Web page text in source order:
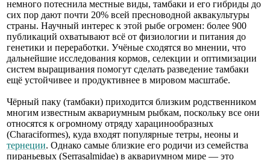
немного потеснила местные виды, тамбаки и его гибриды до
сих пор дают почти 20% всей пресноводной аквакультуры
страны. Научный интерес к этой рыбе огромен: более 900
публикаций охватывают всё от физиологии и питания до
генетики и переработки. Учёные сходятся во мнении, что
дальнейшие исследования кормов, селекции и оптимизации
систем выращивания помогут сделать разведение тамбаки
ещё устойчивее и продуктивнее в мировом масштабе.
Чёрный паку (тамбаки) приходится близким родственником
многим известным аквариумным рыбкам, поскольку все они
относятся к огромному отряду харацинообразных
(Characiformes), куда входят популярные тетры, неоны и
тернеции. Однако самые близкие его родичи из семейства
пираньевых (Serrasalmidae) в аквариумном мире — это